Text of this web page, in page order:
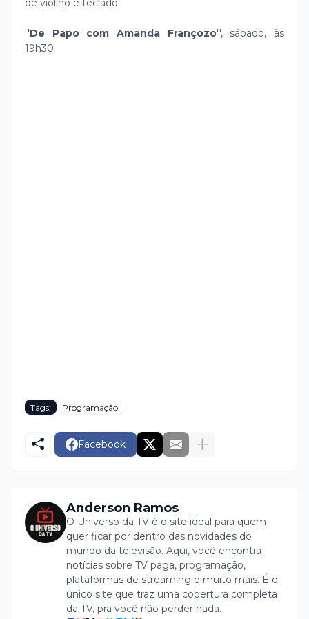
de violino e teclado.
''De Papo com Amanda Françozo'', sábado, às
19h30
Tags: Programação
Facebook
Anderson Ramos
O Universo da TV é o site ideal para quem
quer ficar por dentro das novidades do
mundo da televisão. Aqui, você encontra
notícias sobre TV paga, programação,
plataformas de streaming e muito mais. É o
único site que traz uma cobertura completa
da TV, pra você não perder nada.